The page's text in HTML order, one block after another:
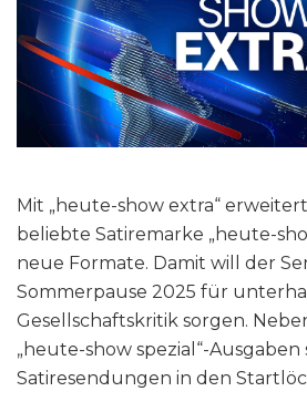
Mit „heute-show extra“
beliebte Satiremarke „heute-
neue Formate. Damit will der
Sommerpause 2025 für
Gesellschaftskritik sorgen.
„heute-show spezial“-
Satiresendungen in den